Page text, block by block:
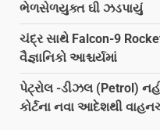
ભેળસેળયુક્ત ઘી ઝડપાયું
ચંદ્ર સાથે Falcon-9
વૈજ્ઞાનિકો આશ્ચર્યમાં
પેટ્રોલ -ડીઝલ (Petrol)
કોર્ટના નવા આદેશથી